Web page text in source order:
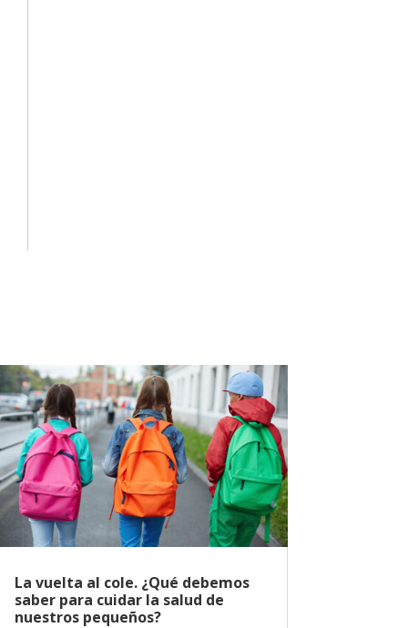
La vuelta al cole. ¿Qué debemos
saber para cuidar la salud de
nuestros pequeños?